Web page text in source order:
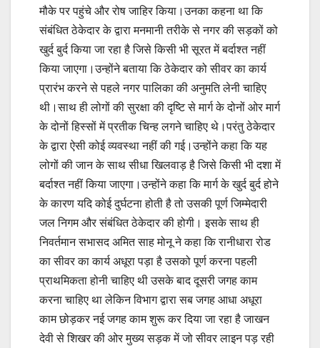
मौके पर पहुंचे और रोष जाहिर किया।उनका कहना था कि
संबंधित ठेकेदार के द्वारा मनमानी तरीके से नगर की सड़कों को
खुर्द बुर्द किया जा रहा है जिसे किसी भी सूरत में बर्दाश्त नहीं
किया जाएगा।उन्होंने बताया कि ठेकेदार को सीवर का कार्य
प्रारंभ करने से पहले नगर पालिका की अनुमति लेनी चाहिए
थी।साथ ही लोगों की सुरक्षा की दृष्टि से मार्ग के दोनों ओर मार्ग
के दोनों हिस्सों में प्रतीक चिन्ह लगने चाहिए थे।परंतु ठेकेदार
के द्वारा ऐसी कोई व्यवस्था नहीं की गई।उन्होंने कहा कि यह
लोगों की जान के साथ सीधा खिलवाड़ है जिसे किसी भी दशा में
बर्दाश्त नहीं किया जाएगा।उन्होंने कहा कि मार्ग के खुर्द बुर्द होने
के कारण यदि कोई दुर्घटना होती है तो उसकी पूर्ण जिम्मेदारी
जल निगम और संबंधित ठेकेदार की होगी। इसके साथ ही
निवर्तमान सभासद अमित साह मोनू ने कहा कि रानीधारा रोड
का सीवर का कार्य अधूरा पड़ा है उसको पूर्ण करना पहली
प्राथमिकता होनी चाहिए थी उसके बाद दूसरी जगह काम
करना चाहिए था लेकिन विभाग द्वारा सब जगह आधा अधूरा
काम छोड़कर नई जगह काम शुरू कर दिया जा रहा है जाखन
देवी से शिखर की ओर मुख्य सड़क में जो सीवर लाइन पड़ रही